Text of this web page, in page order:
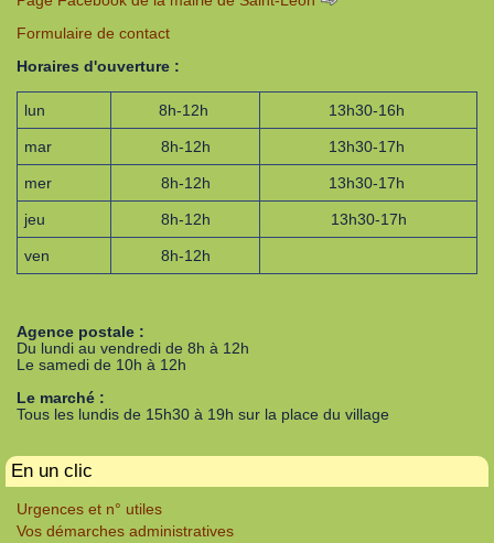
Formulaire de contact
Horaires d'ouverture :
lun 8h-12h 13h30-16h
mar 8h-12h 13h30-17h
mer 8h-12h 13h30-17h
jeu 8h-12h 13h30-17h
ven 8h-12h
Agence postale :
Du lundi au vendredi de 8h à 12h
Le samedi de 10h à 12h
Le marché :
Tous les lundis de 15h30 à 19h sur la place du village
En un clic
Urgences et n° utiles
Vos démarches administratives